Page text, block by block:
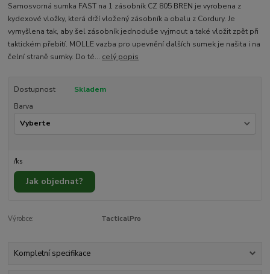
Samosvorná sumka FAST na 1 zásobník CZ 805 BREN je vyrobena z
kydexové vložky, která drží vložený zásobník a obalu z Cordury. Je
vymyšlena tak, aby šel zásobník jednoduše vyjmout a také vložit zpět při
taktickém přebití. MOLLE vazba pro upevnění dalších sumek je našita i na
čelní straně sumky. Do té... celý popis
Dostupnost
Skladem
Barva
/ks
Jak objednat?
Výrobce: TacticalPro
Kompletní specifikace